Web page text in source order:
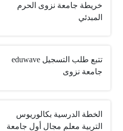
خريطة جامعة نزوى الحرم
المبدئي
تتبع طلب التسجيل eduwave
جامعة نزوى
الخطة الدرسية بكالوريوس
التربية معلم مجال أول جامعة